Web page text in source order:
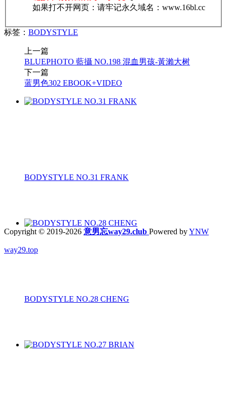
如果打不开网页：请牢记永久域名：www.16bl.cc
标签： BODYSTYLE
上一篇
BLUEPHOTO 藍攝 NO.198 混血男孩-黃瀨大树
下一篇
蓝男色302 EBOOK+VIDEO
BODYSTYLE NO.31 FRANK
BODYSTYLE NO.28 CHENG
Copyright © 2019-2026 意男忘way29.club Powered byYNW
way29.top